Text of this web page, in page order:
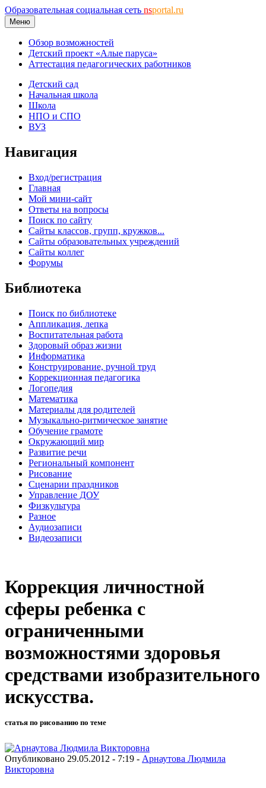
Образовательная социальная сеть nsportal.ru
Меню
Обзор возможностей
Детский проект «Алые паруса»
Аттестация педагогических работников
Детский сад
Начальная школа
Школа
НПО и СПО
ВУЗ
Навигация
Вход/регистрация
Главная
Мой мини-сайт
Ответы на вопросы
Поиск по сайту
Сайты классов, групп, кружков...
Сайты образовательных учреждений
Сайты коллег
Форумы
Библиотека
Поиск по библиотеке
Аппликация, лепка
Воспитательная работа
Здоровый образ жизни
Информатика
Конструирование, ручной труд
Коррекционная педагогика
Логопедия
Математика
Материалы для родителей
Музыкально-ритмическое занятие
Обучение грамоте
Окружающий мир
Развитие речи
Региональный компонент
Рисование
Сценарии праздников
Управление ДОУ
Физкультура
Разное
Аудиозаписи
Видеозаписи
Коррекция личностной
сферы ребенка с
ограниченными
возможностями здоровья
средствами изобразительного
искусства.
статья по рисованию по теме
Опубликовано 29.05.2012 - 7:19 - Арнаутова Людмила
Викторовна